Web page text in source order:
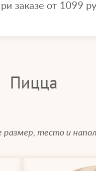
заказе от 1099
Пицца
размер, тесто и